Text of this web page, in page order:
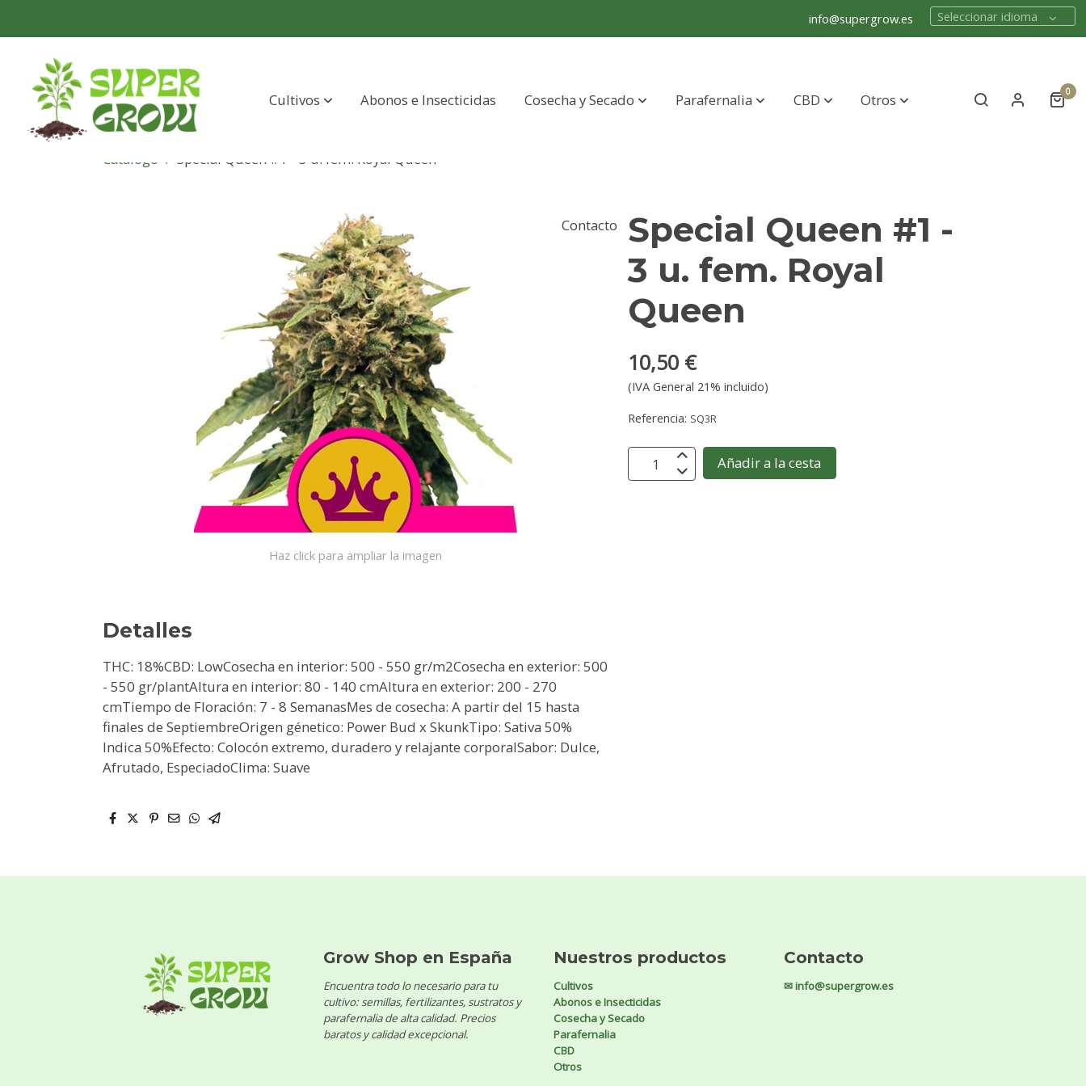
info@supergrow.es Seleccionar idioma
Cultivos Abonos e Insecticidas Cosecha y Secado Parafernalia CBD Otros
Contacto
0
Catálogo Special Queen #1 - 3 u. fem. Royal Queen
Haz click para ampliar la imagen
Detalles
THC: 18%CBD: LowCosecha en interior: 500 - 550 gr/m2Cosecha en exterior: 500
- 550 gr/plantAltura en interior: 80 - 140 cmAltura en exterior: 200 - 270
cmTiempo de Floración: 7 - 8 SemanasMes de cosecha: A partir del 15 hasta
finales de SeptiembreOrigen génetico: Power Bud x SkunkTipo: Sativa 50%
Indica 50%Efecto: Colocón extremo, duradero y relajante corporalSabor: Dulce,
Afrutado, EspeciadoClima: Suave
Special Queen #1 -
3 u. fem. Royal
Queen
10,50 €
(IVA General 21% incluido)
Referencia: SQ3R
Añadir a la cesta
Grow Shop en España
Encuentra todo lo necesario para tu
cultivo: semillas, fertilizantes, sustratos y
parafernalia de alta calidad. Precios
baratos y calidad excepcional.
Nuestros productos
Cultivos
Abonos e Insecticidas
Cosecha y Secado
Parafernalia
CBD
Otros
Contacto
✉ info@supergrow.es